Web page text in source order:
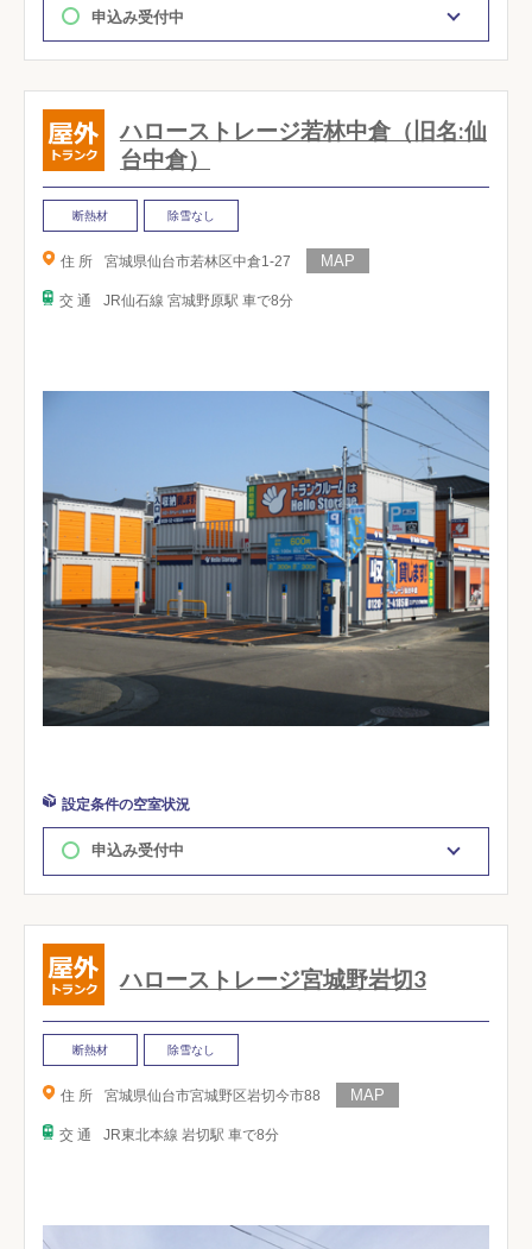
申込み受付中
ハローストレージ若林中倉（旧名:仙
台中倉）
断熱材 除雪なし
住 所 宮城県仙台市若林区中倉1-27
交 通 JR仙石線 宮城野原駅 車で8分
設定条件の空室状況
申込み受付中
ハローストレージ宮城野岩切3
断熱材 除雪なし
住 所 宮城県仙台市宮城野区岩切今市88
交 通 JR東北本線 岩切駅 車で8分